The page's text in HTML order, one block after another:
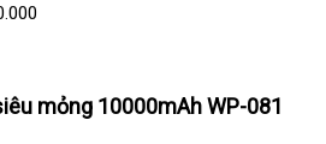
mỏng 10000mAh WP-081